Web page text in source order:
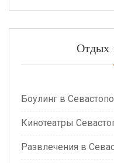
Отдых
Боулинг в
Кинотеатры
Развлечения в